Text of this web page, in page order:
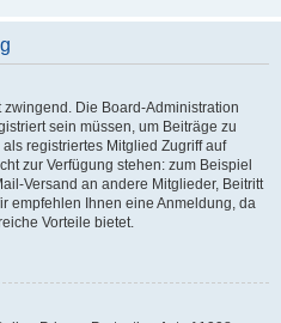
Die Board-Administration
sein müssen, um Beiträge zu
registriertes Mitglied Zugriff auf
zur Verfügung stehen: zum Beispiel
Versand an andere Mitglieder, Beitritt
empfehlen Ihnen eine Anmeldung, da
Vorteile bietet.